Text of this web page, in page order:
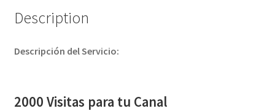
Description
Descripción del Servicio:
2000 Visitas para tu Canal